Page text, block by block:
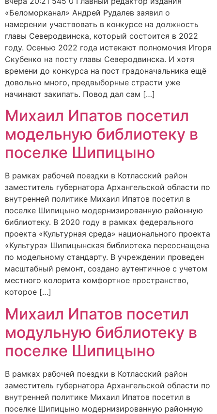
«Беломорканал» Андрей Рудалев заявил о
намерении участвовать в конкурсе на должность
главы Северодвинска, который состоится в 2022
году. Осенью 2022 года истекают полномочия Игоря
Скубенко на посту главы Северодвинска. И хотя
времени до конкурса на пост градоначальника ещё
довольно много, предвыборные страсти уже
начинают закипать. Повод дал сам […]
Михаил Ипатов посетил
модельную библиотеку в
поселке Шипицыно
В рамках рабочей поездки в Котласский район
заместитель губернатора Архангельской области по
внутренней политике Михаил Ипатов посетил в
поселке Шипицыно модернизированную районную
библиотеку. В 2020 году в рамках федерального
проекта «Культурная среда» национального проекта
«Культура» Шипицынская библиотека переоснащена
по модельному стандарту. В учреждении проведен
масштабный ремонт, создано аутентичное с учетом
местного колорита комфортное пространство,
которое […]
Михаил Ипатов посетил
модульную библиотеку в
поселке Шипицыно
В рамках рабочей поездки в Котласский район
заместитель губернатора Архангельской области по
внутренней политике Михаил Ипатов посетил в
поселке Шипицыно модернизированную районную